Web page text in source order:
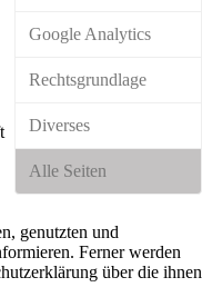
Google Analytics
Rechtsgrundlage
Diverses
Alle Seiten
genutzten und
Ferner werden
über die ihnen